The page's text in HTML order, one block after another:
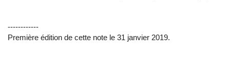
------------
Première édition de cette note le 31 janvier 2019.